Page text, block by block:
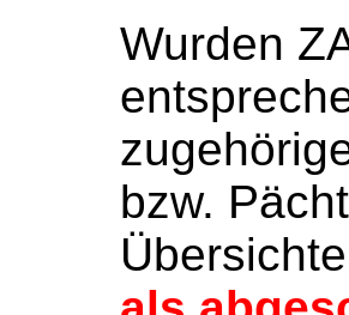
Wurden
bzw.